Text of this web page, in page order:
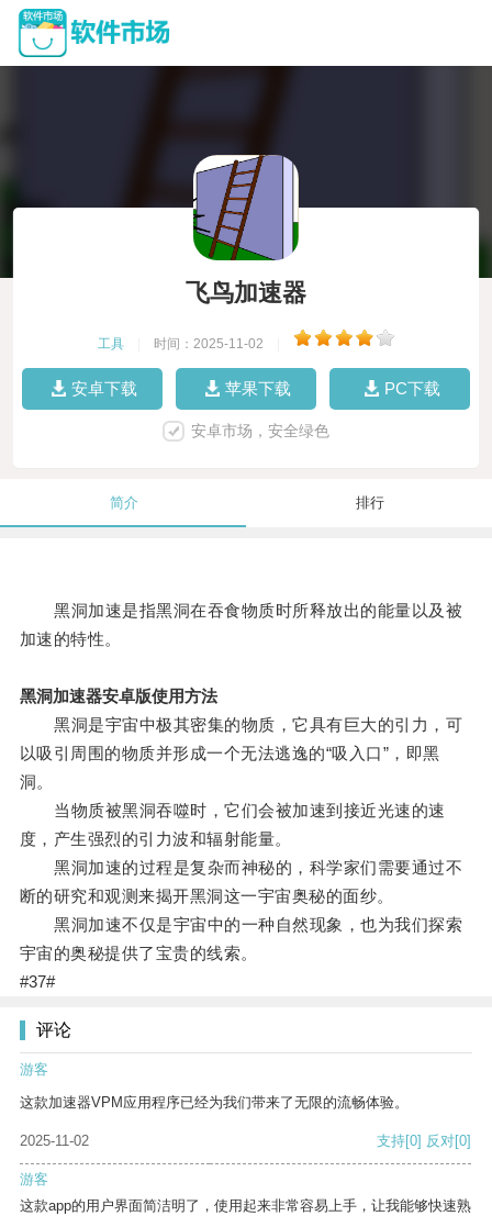
飞鸟加速器
工具 时间：2025-11-02
安卓下载 苹果下载 PC下载
安卓市场，安全绿色
简介 排行
黑洞加速是指黑洞在吞食物质时所释放出的能量以及被
加速的特性。
黑洞加速器安卓版使用方法
黑洞是宇宙中极其密集的物质，它具有巨大的引力，可
以吸引周围的物质并形成一个无法逃逸的“吸入口”，即黑
洞。
当物质被黑洞吞噬时，它们会被加速到接近光速的速
度，产生强烈的引力波和辐射能量。
黑洞加速的过程是复杂而神秘的，科学家们需要通过不
断的研究和观测来揭开黑洞这一宇宙奥秘的面纱。
黑洞加速不仅是宇宙中的一种自然现象，也为我们探索
宇宙的奥秘提供了宝贵的线索。
#37#
评论
游客
这款加速器VPM应用程序已经为我们带来了无限的流畅体验。
2025-11-02 支持[0] 反对[0]
游客
这款app的用户界面简洁明了，使用起来非常容易上手，让我能够快速熟